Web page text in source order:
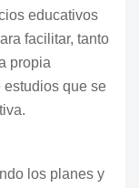
educativos
facilitar, tanto
propia
que se
los planes y